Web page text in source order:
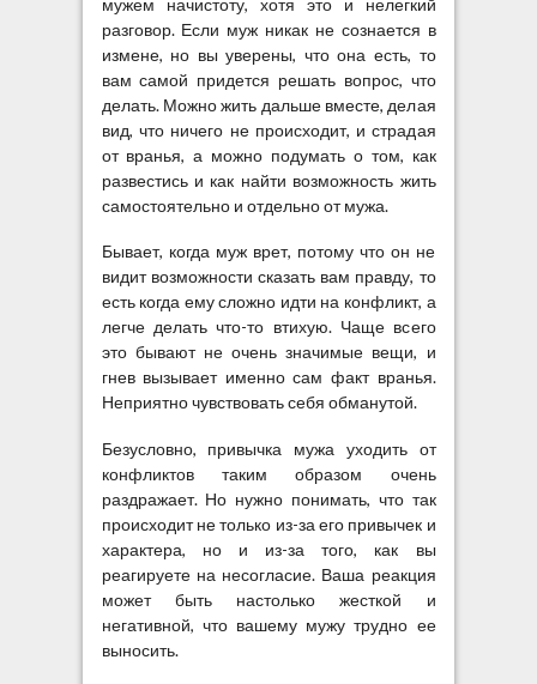
разговор. Если муж никак не сознается в
измене, но вы уверены, что она есть, то
вам самой придется решать вопрос, что
делать. Можно жить дальше вместе, делая
вид, что ничего не происходит, и страдая
от вранья, а можно подумать о том, как
развестись и как найти возможность жить
самостоятельно и отдельно от мужа.
Бывает, когда муж врет, потому что он не
видит возможности сказать вам правду, то
есть когда ему сложно идти на конфликт, а
легче делать что-то втихую. Чаще всего
это бывают не очень значимые вещи, и
гнев вызывает именно сам факт вранья.
Неприятно чувствовать себя обманутой.
Безусловно, привычка мужа уходить от
конфликтов таким образом очень
раздражает. Но нужно понимать, что так
происходит не только из-за его привычек и
характера, но и из-за того, как вы
реагируете на несогласие. Ваша реакция
может быть настолько жесткой и
негативной, что вашему мужу трудно ее
выносить.